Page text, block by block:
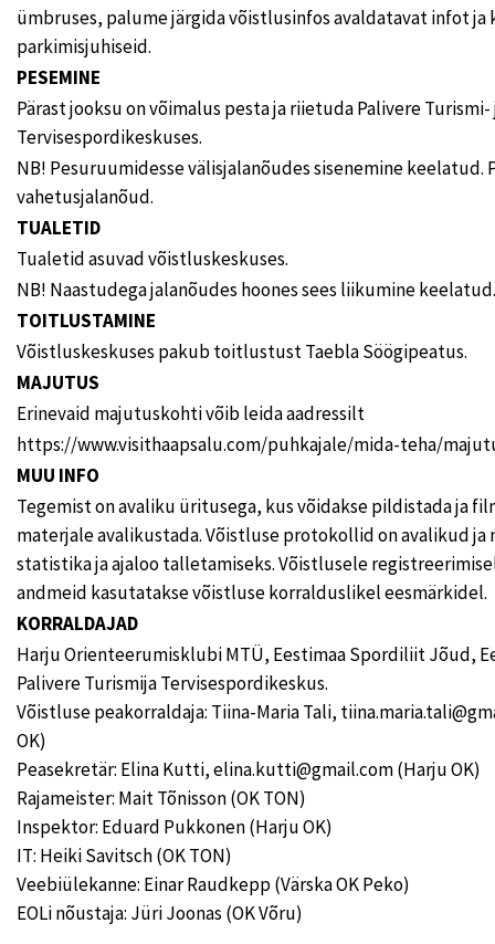
ümbruses, palume järgida võistlusinfos avaldatavat infot ja
parkimisjuhiseid.
PESEMINE
Pärast jooksu on võimalus pesta ja riietuda Palivere Turismi-
Tervisespordikeskuses.
NB! Pesuruumidesse välisjalanõudes sisenemine keelatud.
vahetusjalanõud.
TUALETID
Tualetid asuvad võistluskeskuses.
NB! Naastudega jalanõudes hoones sees liikumine keelatud.
TOITLUSTAMINE
Võistluskeskuses pakub toitlustust Taebla Söögipeatus.
MAJUTUS
Erinevaid majutuskohti võib leida aadressilt
https://www.visithaapsalu.com/puhkajale/mida-teha/
MUU INFO
Tegemist on avaliku üritusega, kus võidakse pildistada ja
materjale avalikustada. Võistluse protokollid on avalikud ja
statistika ja ajaloo talletamiseks. Võistlusele
andmeid kasutatakse võistluse korralduslikel eesmärkidel.
KORRALDAJAD
Harju Orienteerumisklubi MTÜ, Eestimaa Spordiliit Jõud,
Palivere Turismija Tervisespordikeskus.
Võistluse peakorraldaja: Tiina-Maria Tali,
OK)
Peasekretär: Elina Kutti, elina.kutti@gmail.com (Harju OK)
Rajameister: Mait Tõnisson (OK TON)
Inspektor: Eduard Pukkonen (Harju OK)
IT: Heiki Savitsch (OK TON)
Veebiülekanne: Einar Raudkepp (Värska OK Peko)
EOLi nõustaja: Jüri Joonas (OK Võru)